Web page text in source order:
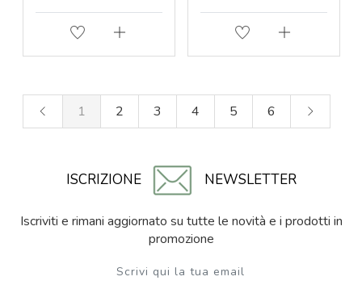
1 2 3 4 5 6
ISCRIZIONE NEWSLETTER
Iscriviti e rimani aggiornato su tutte le novità e i prodotti in
promozione